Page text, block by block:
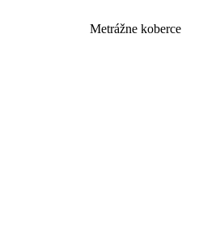
Metrážne koberce